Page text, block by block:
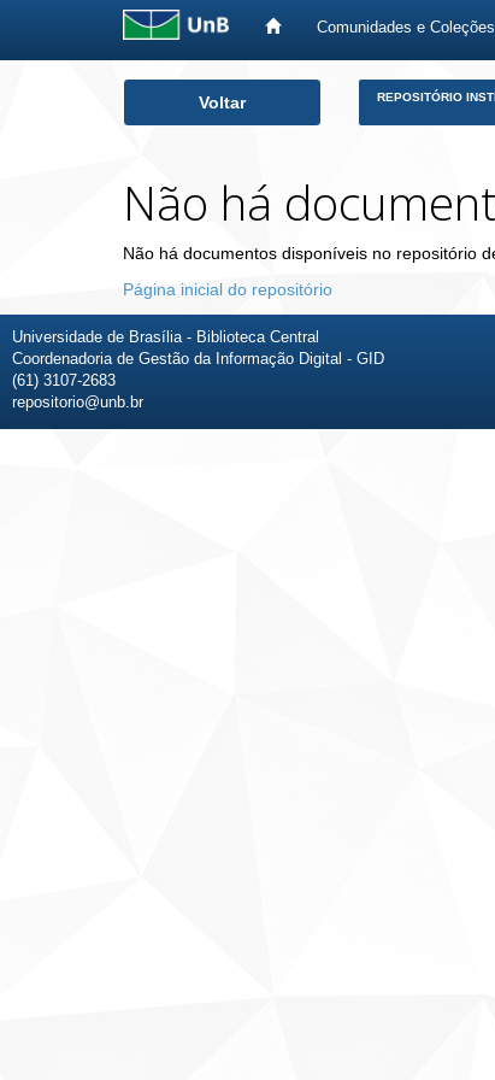
Comunidades e Coleções
Voltar REPOSITÓRIO
Não há
Não há documentos disponíveis no repositório
Página inicial do repositório
Universidade de Brasília - Biblioteca Central
Coordenadoria de Gestão da Informação Digital - GID
(61) 3107-2683
repositorio@unb.br